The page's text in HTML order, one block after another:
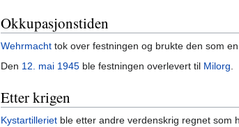
Okkupasjonstiden
Wehrmacht tok over festningen og brukte den som
Den 12. mai 1945 ble festningen overlevert til Milorg.
Etter krigen
Kystartilleriet ble etter andre verdenskrig regnet som